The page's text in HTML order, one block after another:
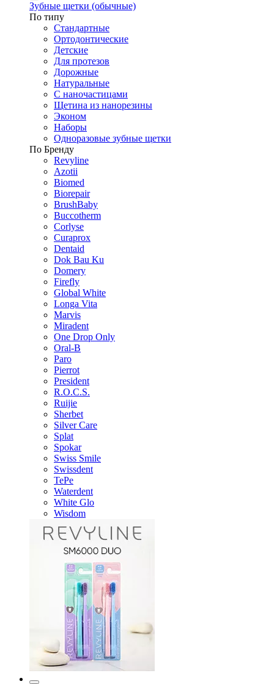
Зубные щетки (обычные)
По типу
Стандартные
Ортодонтические
Детские
Для протезов
Дорожные
Натуральные
С наночастицами
Щетина из нанорезины
Эконом
Наборы
Одноразовые зубные щетки
По Бренду
Revyline
Azotii
Biomed
Biorepair
BrushBaby
Buccotherm
Corlyse
Curaprox
Dentaid
Dok Bau Ku
Domery
Firefly
Global White
Longa Vita
Marvis
Miradent
One Drop Only
Oral-B
Paro
Pierrot
President
R.O.C.S.
Ruijie
Sherbet
Silver Care
Splat
Spokar
Swiss Smile
Swissdent
TePe
Waterdent
White Glo
Wisdom